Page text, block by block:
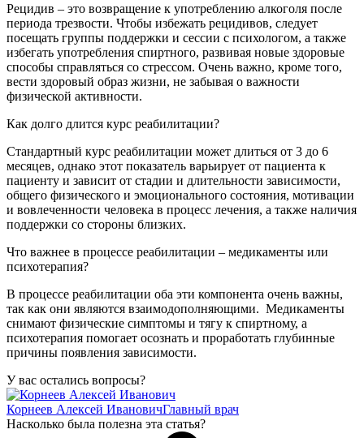
Рецидив – это возвращение к употреблению алкоголя после
периода трезвости. Чтобы избежать рецидивов, следует
посещать группы поддержки и сессии с психологом, а также
избегать употребления спиртного, развивая новые здоровые
способы справляться со стрессом. Очень важно, кроме того,
вести здоровый образ жизни, не забывая о важности
физической активности.
Как долго длится курс реабилитации?
Стандартный курс реабилитации может длиться от 3 до 6
месяцев, однако этот показатель варьирует от пациента к
пациенту и зависит от стадии и длительности зависимости,
общего физического и эмоционального состояния, мотивации
и вовлеченности человека в процесс лечения, а также наличия
поддержки со стороны близких.
Что важнее в процессе реабилитации – медикаменты или
психотерапия?
В процессе реабилитации оба эти компонента очень важны,
так как они являются взаимодополняющими. Медикаменты
снимают физические симптомы и тягу к спиртному, а
психотерапия помогает осознать и проработать глубинные
причины появления зависимости.
У вас остались вопросы?
Корнеев Алексей ИвановичГлавный врач
Насколько была полезна эта статья?